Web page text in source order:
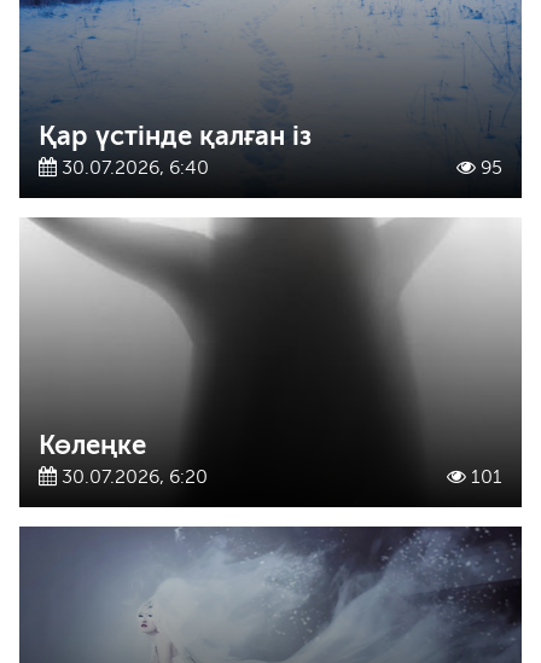
Қар үстінде қалған із
30.07.2026, 6:40 95
Көлеңке
30.07.2026, 6:20 101